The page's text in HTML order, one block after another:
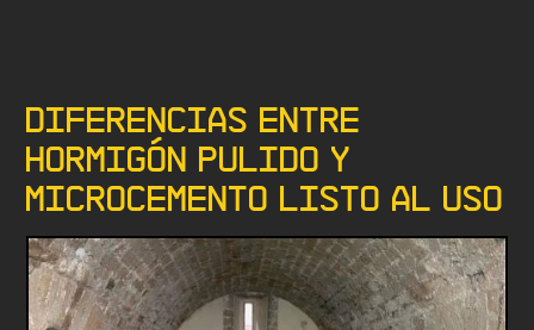
Diferencias entre
hormigón pulido y
microcemento listo al uso